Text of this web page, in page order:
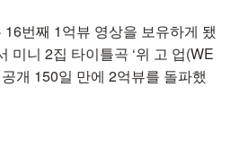
번째 1억뷰 영상을 보유하게 됐
미니 2집 타이틀곡 ‘위 고 업(WE
개 150일 만에 2억뷰를 돌파했